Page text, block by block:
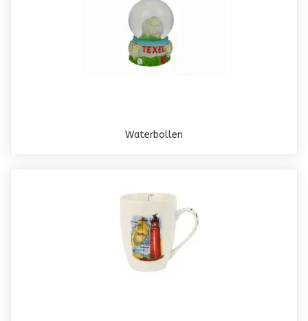
Waterbollen